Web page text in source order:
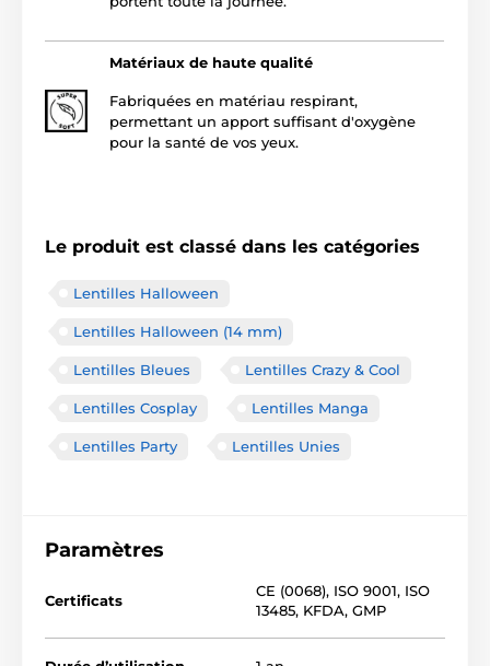
Matériaux de haute qualité
Fabriquées en matériau respirant,
permettant un apport suffisant d'oxygène
pour la santé de vos yeux.
Le produit est classé dans les catégories
Lentilles Halloween
Lentilles Halloween (14 mm)
Lentilles Bleues Lentilles Crazy & Cool
Lentilles Cosplay Lentilles Manga
Lentilles Party Lentilles Unies
Paramètres
Certificats
CE (0068), ISO 9001, ISO
13485, KFDA, GMP